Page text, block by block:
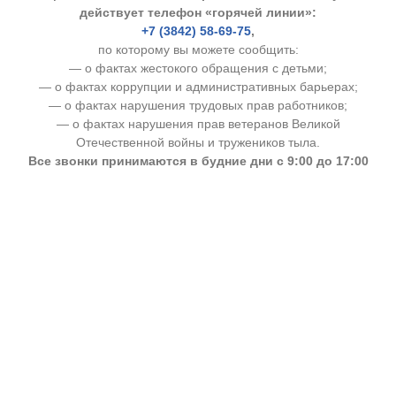
действует телефон «горячей линии»:
+7 (3842) 58-69-75,
по которому вы можете сообщить:
— о фактах жестокого обращения с детьми;
— о фактах коррупции и административных барьерах;
— о фактах нарушения трудовых прав работников;
— о фактах нарушения прав ветеранов Великой
Отечественной войны и тружеников тыла.
Все звонки принимаются в будние дни с 9:00 до 17:00